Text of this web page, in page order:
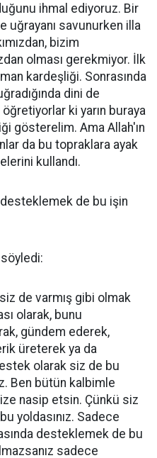
ihmal ediyoruz. Bir
uğrayanı savunurken illa
bizim
olması gerekmiyor. İlk
kardeşliği. Sonrasında
dini de
ki yarın buraya
gösterelim. Ama Allah'ın
da bu topraklara ayak
kullandı.
de bu işin
söyledi:
de varmış gibi olmak
olarak, bunu
gündem ederek,
üreterek ya da
olarak siz de bu
Ben bütün kalbimle
nasip etsin. Çünkü siz
yoldasınız. Sadece
desteklemek de bu
sadece